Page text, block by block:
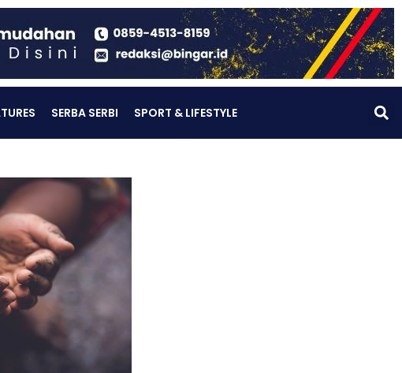
SERBA SERBI SPORT & LIFESTYLE